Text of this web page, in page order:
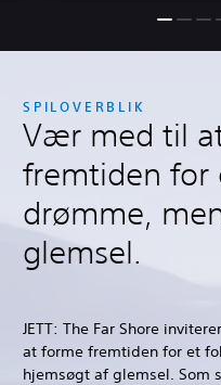
SPILOVERBLIK
Vær med til
fremtiden for
drømme,
glemsel.
JETT: The Far Shore
at forme fremtiden for et
hjemsøgt af glemsel. Som